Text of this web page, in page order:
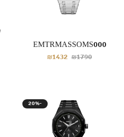
EMTRMASSOMS000
₪1432 ₪1790
20%-